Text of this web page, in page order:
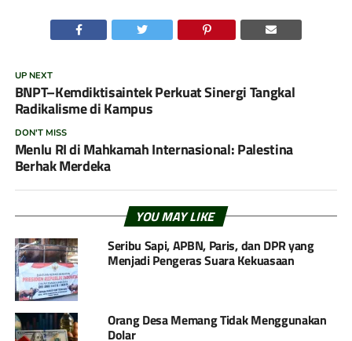
UP NEXT
BNPT–Kemdiktisaintek Perkuat Sinergi Tangkal
Radikalisme di Kampus
DON'T MISS
Menlu RI di Mahkamah Internasional: Palestina
Berhak Merdeka
YOU MAY LIKE
Seribu Sapi, APBN, Paris, dan DPR yang
Menjadi Pengeras Suara Kekuasaan
Orang Desa Memang Tidak Menggunakan
Dolar